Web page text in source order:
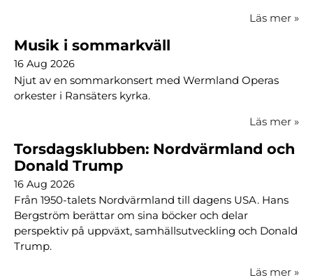
Läs mer »
Musik i sommarkväll
16 Aug 2026
Njut av en sommarkonsert med Wermland Operas
orkester i Ransäters kyrka.
Läs mer »
Torsdagsklubben: Nordvärmland och
Donald Trump
16 Aug 2026
Från 1950-talets Nordvärmland till dagens USA. Hans
Bergström berättar om sina böcker och delar
perspektiv på uppväxt, samhällsutveckling och Donald
Trump.
Läs mer »